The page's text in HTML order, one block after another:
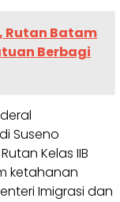
Rutan Batam
Berbagi
Suseno
Kelas IIB
ketahanan
Imigrasi dan